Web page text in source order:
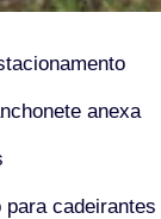
anexa
para cadeirantes